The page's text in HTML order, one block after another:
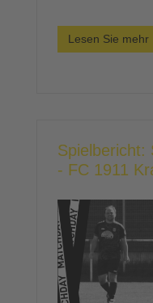
Lesen Sie mehr
Spielbericht:
- FC 1911